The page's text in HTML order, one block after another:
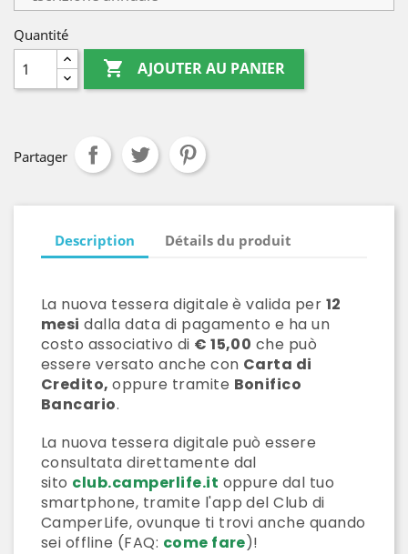
Quantité
 AJOUTER AU PANIER
Partager
Description Détails du produit
La nuova tessera digitale èvalida per 12
mesi dalla data di pagamento e ha un
costo associativo di € 15,00 che può
essere versato anche con Carta di
Credito,oppure tramite Bonifico
Bancario.
La nuova tessera digitale può essere
consultata direttamente dal
sito club.camperlife.it oppure dal tuo
smartphone, tramite l'app del Club di
CamperLife, ovunque ti trovi anche quando
sei offline (FAQ: come fare)!